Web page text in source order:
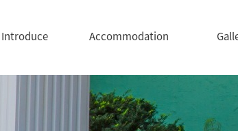
Introduce Accommodation